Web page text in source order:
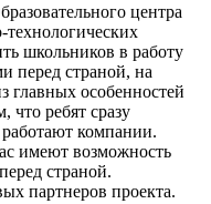
центра
школьников в работу
перед страной, на
главных особенностей
ребят сразу
компании.
имеют возможность
страной.
партнеров проекта.